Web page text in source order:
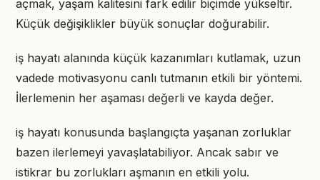
açmak, yaşam kalitesini fark edilir biçimde yükseltir.
Küçük değişiklikler büyük sonuçlar doğurabilir.
iş hayatı alanında küçük kazanımları kutlamak, uzun
vadede motivasyonu canlı tutmanın etkili bir yöntemi.
İlerlemenin her aşaması değerli ve kayda değer.
iş hayatı konusunda başlangıçta yaşanan zorluklar
bazen ilerlemeyi yavaşlatabiliyor. Ancak sabır ve
istikrar bu zorlukları aşmanın en etkili yolu.